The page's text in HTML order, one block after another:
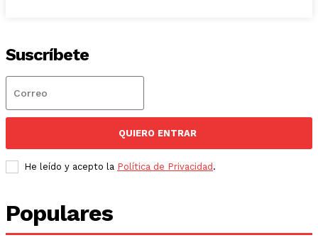
Suscríbete
QUIERO ENTRAR
He leído y acepto la Política de Privacidad.
Populares